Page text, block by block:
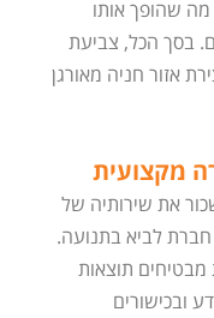
שהופך אותו
בסך הכל, צביעת
אזור חניה מאורגן
מקצועית
את שירותיה של
לביא בתנועה.
תוצאות
ובכישורים